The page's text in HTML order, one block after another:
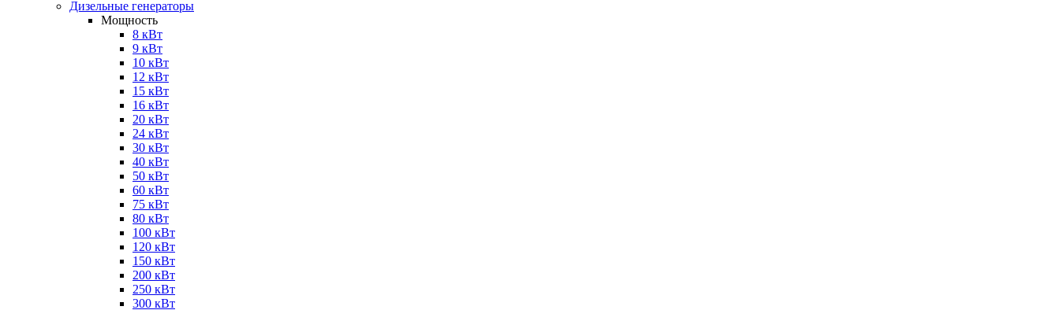
Дизельные генераторы
Мощность
8 кВт
9 кВт
10 кВт
12 кВт
15 кВт
16 кВт
20 кВт
24 кВт
30 кВт
40 кВт
50 кВт
60 кВт
75 кВт
80 кВт
100 кВт
120 кВт
150 кВт
200 кВт
250 кВт
300 кВт